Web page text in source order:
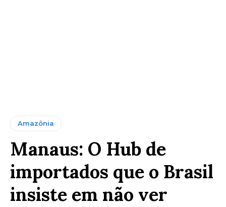
Amazônia
Manaus: O Hub de
importados que o Brasil
insiste em não ver